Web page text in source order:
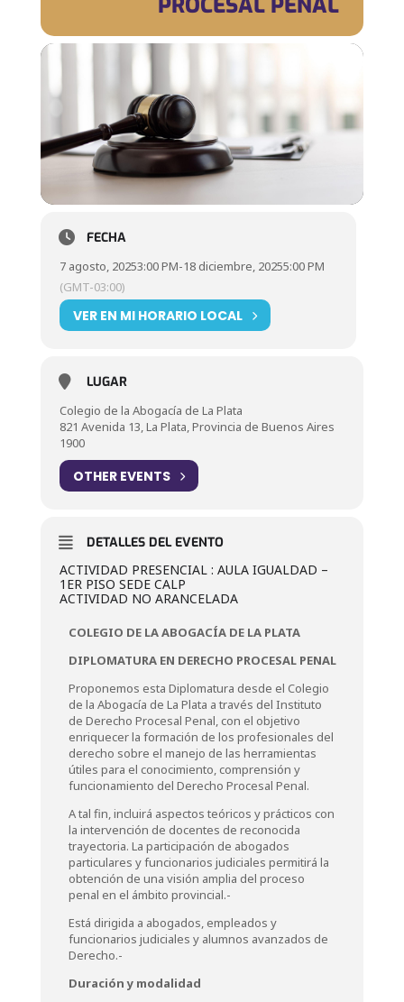
FECHA
7 agosto, 20253:00 PM-18 diciembre, 20255:00 PM
(GMT-03:00)
VER EN MI HORARIO LOCAL
LUGAR
Colegio de la Abogacía de La Plata
821 Avenida 13, La Plata, Provincia de Buenos Aires
1900
OTHER EVENTS
DETALLES DEL EVENTO
ACTIVIDAD PRESENCIAL : AULA IGUALDAD –
1ER PISO SEDE CALP
ACTIVIDAD NO ARANCELADA
COLEGIO DE LA ABOGACÍA DE LA PLATA
DIPLOMATURA EN DERECHO PROCESAL PENAL
Proponemos esta Diplomatura desde el Colegio
de la Abogacía de La Plata a través del Instituto
de Derecho Procesal Penal, con el objetivo
enriquecer la formación de los profesionales del
derecho sobre el manejo de las herramientas
útiles para el conocimiento, comprensión y
funcionamiento del Derecho Procesal Penal.
A tal fin, incluirá aspectos teóricos y prácticos con
la intervención de docentes de reconocida
trayectoria. La participación de abogados
particulares y funcionarios judiciales permitirá la
obtención de una visión amplia del proceso
penal en el ámbito provincial.-
Está dirigida a abogados, empleados y
funcionarios judiciales y alumnos avanzados de
Derecho.-
Duración y modalidad